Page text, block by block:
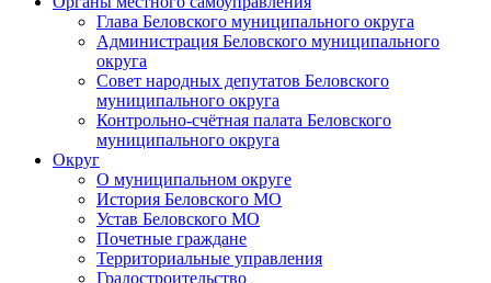
Глава Беловского муниципального округа
Администрация Беловского муниципального
округа
Совет народных депутатов Беловского
муниципального округа
Контрольно-счётная палата Беловского
муниципального округа
Округ
О муниципальном округе
История Беловского МО
Устав Беловского МО
Почетные граждане
Территориальные управления
Градостроительство